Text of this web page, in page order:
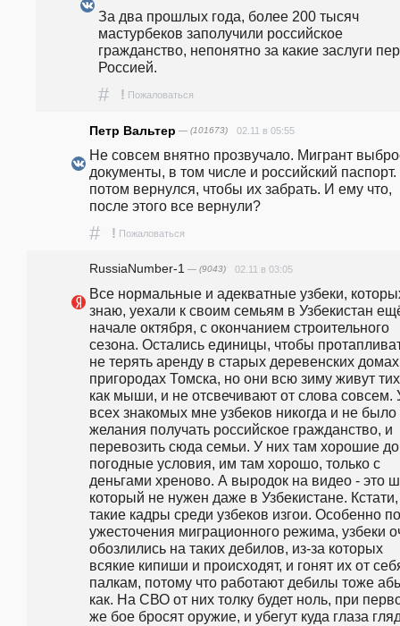
За два прошлых года, более 200 тысяч
мастурбеков заполучили российское
гражданство, непонятно за какие заслуги
Россией.
# ! Пожаловаться
Петр Вальтер — (101673) 02.11 в 05:55
Не совсем внятно прозвучало. Мигрант
документы, в том числе и российский
потом вернулся, чтобы их забрать. И ему что,
после этого все вернули?
# ! Пожаловаться
RussiaNumber-1 — (9043) 02.11 в 03:05
Все нормальные и адекватные узбеки,
знаю, уехали к своим семьям в Узбекистан
начале октября, с окончанием строительного
сезона. Остались единицы, чтобы
не терять аренду в старых деревенских
пригородах Томска, но они всю зиму живут
как мыши, и не отсвечивают от слова совсем.
всех знакомых мне узбеков никогда и не было
желания получать российское гражданство, и
перевозить сюда семьи. У них там хорошие
погодные условия, им там хорошо, только с
деньгами хреново. А выродок на видео - это
который не нужен даже в Узбекистане. Кстати,
такие кадры среди узбеков изгои. Особенно
ужесточения миграционного режима, узбеки
обозлились на таких дебилов, из-за которых
всякие кипиши и происходят, и гонят их от
палкам, потому что работают дебилы тоже
как. На СВО от них толку будет ноль, при
же бое бросят оружие, и убегут куда глаза